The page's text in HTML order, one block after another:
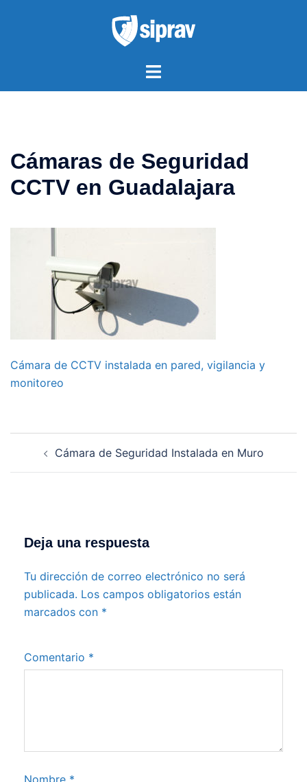
Alternar
Cámaras de Seguridad
CCTV en Guadalajara
Cámara de CCTV instalada en pared, vigilancia y
monitoreo
Cámara de Seguridad Instalada en Muro
Deja una respuesta
Tu dirección de correo electrónico no será
publicada. Los campos obligatorios están
marcados con *
Comentario *
Nombre *